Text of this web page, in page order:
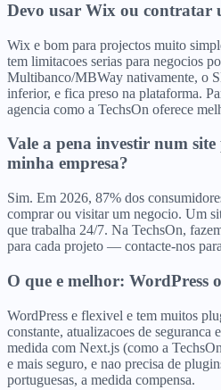
Devo usar Wix ou contratar
Wix e bom para projectos muito
tem limitacoes serias para negocios
Multibanco/MBWay nativamente, o
inferior, e fica preso na plataforma.
agencia como a TechsOn oferece
Vale a pena investir num
minha empresa?
Sim. Em 2026, 87% dos
comprar ou visitar um negocio. Um
que trabalha 24/7. Na TechsOn,
para cada projeto — contacte-nos
O que e melhor: WordPress
WordPress e flexivel e tem muitos
constante, atualizacoes de seguranca
medida com Next.js (como a
e mais seguro, e nao precisa de
portuguesas, a medida compensa.